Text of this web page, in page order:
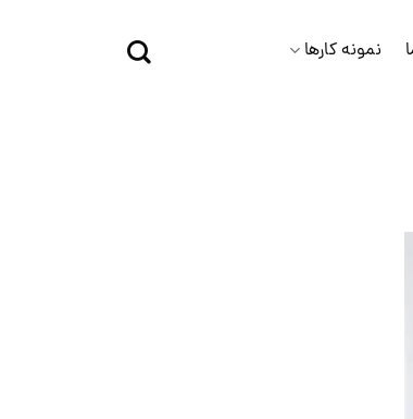
نمونه کارها